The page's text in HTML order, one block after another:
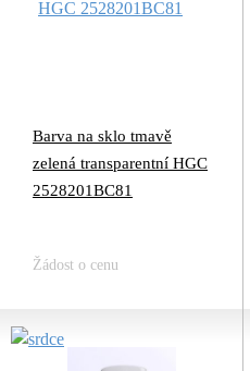
Barva na sklo tmavě
zelená transparentní HGC
2528201BC81
Žádost o cenu